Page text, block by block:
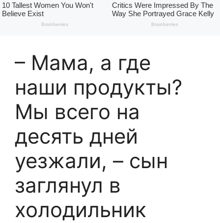
– Мама, а где
наши продукты?
Мы всего на
десять дней
уезжали, – сын
заглянул в
холодильник